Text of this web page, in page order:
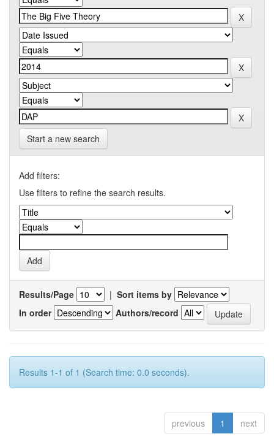
Start a new search
Add filters:
Use filters to refine the search results.
Results/Page | Sort items by
In order
Authors/record
Results 1-1 of 1 (Search time: 0.0 seconds).
previous 1 next